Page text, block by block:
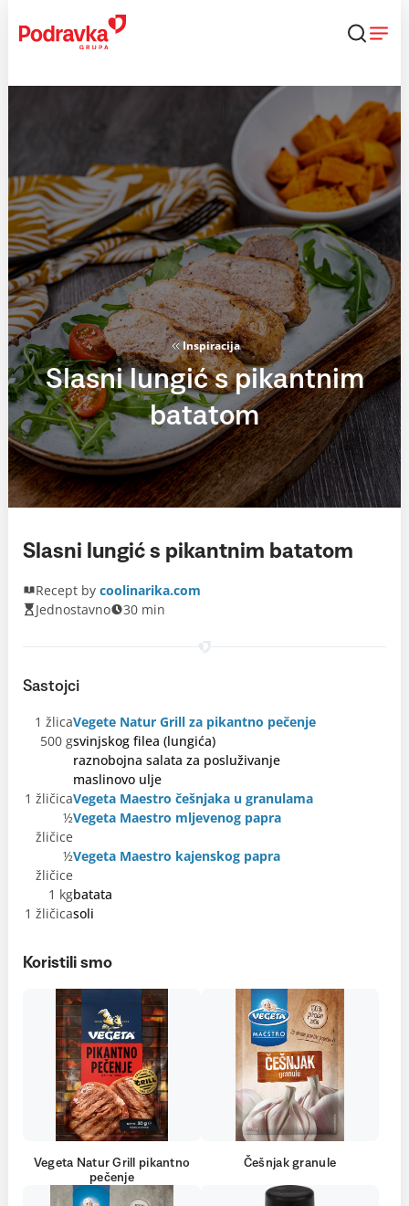
content
Inspiracija
Slasni lungić s pikantnim
batatom
Slasni lungić s pikantnim batatom
Recept by coolinarika.com
Jednostavno
30 min
Sastojci
1 žlicaVegete Natur Grill za pikantno pečenje
500 gsvinjskog filea (lungića)
raznobojna salata za posluživanje
maslinovo ulje
1 žličicaVegeta Maestro češnjaka u granulama
½
žličice
Vegeta Maestro mljevenog papra
½
žličice
Vegeta Maestro kajenskog papra
1 kgbatata
1 žličicasoli
Koristili smo
Vegeta Natur Grill pikantno
pečenje
Češnjak granule